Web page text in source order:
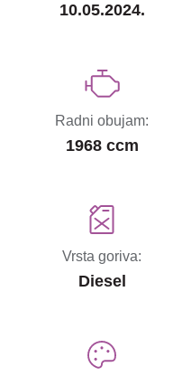
10.05.2024.
Radni obujam:
1968 ccm
Vrsta goriva:
Diesel